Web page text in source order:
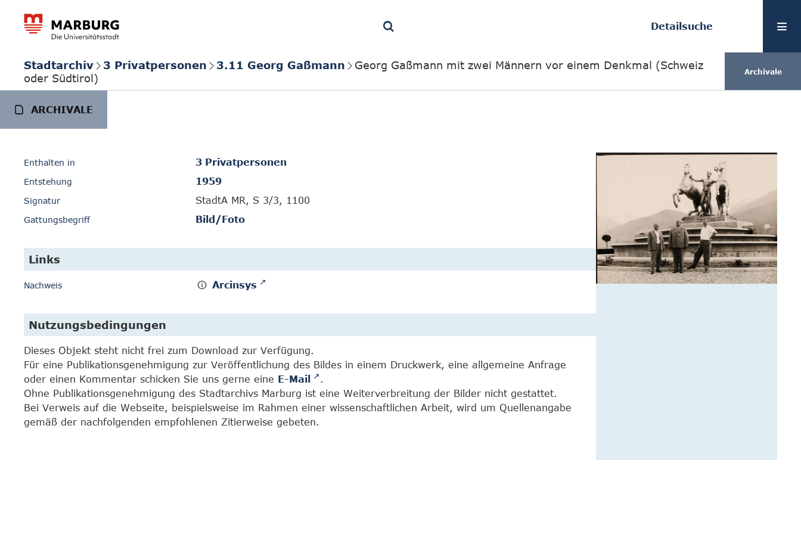
Detailsuche
Stadtarchiv 3 Privatpersonen 3.11 Georg Gaßmann
Georg Gaßmann mit zwei Männern vor einem Denkmal (Schweiz
oder Südtirol)
Archivale
ARCHIVALE
Enthalten in 3 Privatpersonen
Entstehung 1959
Signatur StadtA MR, S 3/3, 1100
Gattungsbegriff Bild/Foto
Links
Nachweis Arcinsys
Nutzungsbedingungen
Dieses Objekt steht nicht frei zum Download zur Verfügung.
Für eine Publikationsgenehmigung zur Veröffentlichung des Bildes in einem Druckwerk, eine allgemeine Anfrage
oder einen Kommentar schicken Sie uns gerne eine E-Mail
.
Ohne Publikationsgenehmigung des Stadtarchivs Marburg ist eine Weiterverbreitung der Bilder nicht gestattet.
Bei Verweis auf die Webseite, beispielsweise im Rahmen einer wissenschaftlichen Arbeit, wird um Quellenangabe
gemäß der nachfolgenden empfohlenen Zitierweise gebeten.